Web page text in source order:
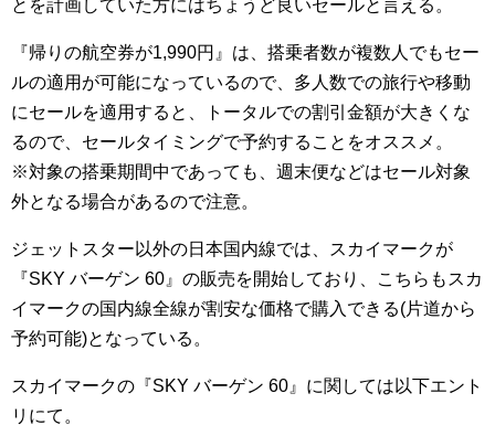
とを計画していた方にはちょうど良いセールと言える。
『帰りの航空券が1,990円』は、搭乗者数が複数人でもセー
ルの適用が可能になっているので、多人数での旅行や移動
にセールを適用すると、トータルでの割引金額が大きくな
るので、セールタイミングで予約することをオススメ。
※対象の搭乗期間中であっても、週末便などはセール対象
外となる場合があるので注意。
ジェットスター以外の日本国内線では、スカイマークが
『SKY バーゲン 60』の販売を開始しており、こちらもスカ
イマークの国内線全線が割安な価格で購入できる(片道から
予約可能)となっている。
スカイマークの『SKY バーゲン 60』に関しては以下エント
リにて。